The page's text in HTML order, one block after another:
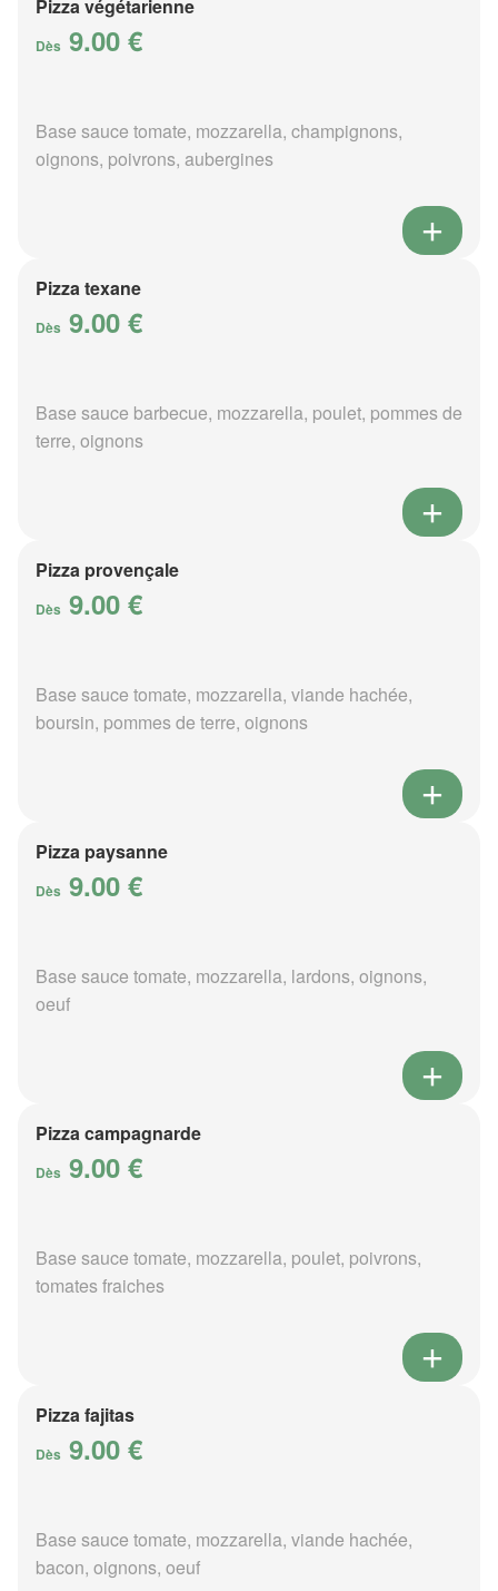
Pizza végétarienne
Dès 9.00 €
Base sauce tomate, mozzarella, champignons,
oignons, poivrons, aubergines
Pizza texane
Dès 9.00 €
Base sauce barbecue, mozzarella, poulet, pommes de
terre, oignons
Pizza provençale
Dès 9.00 €
Base sauce tomate, mozzarella, viande hachée,
boursin, pommes de terre, oignons
Pizza paysanne
Dès 9.00 €
Base sauce tomate, mozzarella, lardons, oignons,
oeuf
Pizza campagnarde
Dès 9.00 €
Base sauce tomate, mozzarella, poulet, poivrons,
tomates fraiches
Pizza fajitas
Dès 9.00 €
Base sauce tomate, mozzarella, viande hachée,
bacon, oignons, oeuf